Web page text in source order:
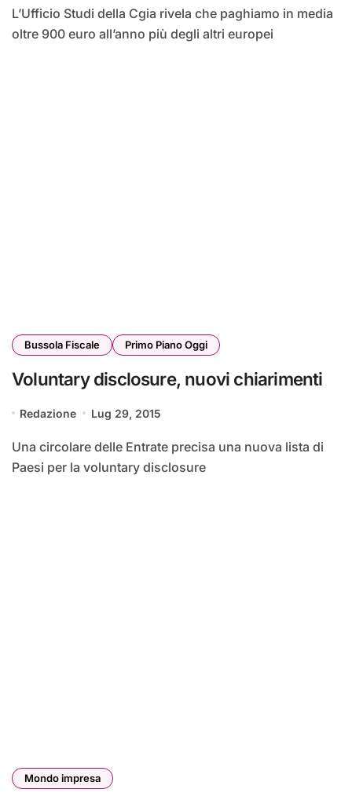
L’Ufficio Studi della Cgia rivela che paghiamo in media
oltre 900 euro all’anno più degli altri europei
Bussola Fiscale Primo Piano Oggi
Voluntary disclosure, nuovi chiarimenti
Redazione Lug 29, 2015
Una circolare delle Entrate precisa una nuova lista di
Paesi per la voluntary disclosure
Mondo impresa